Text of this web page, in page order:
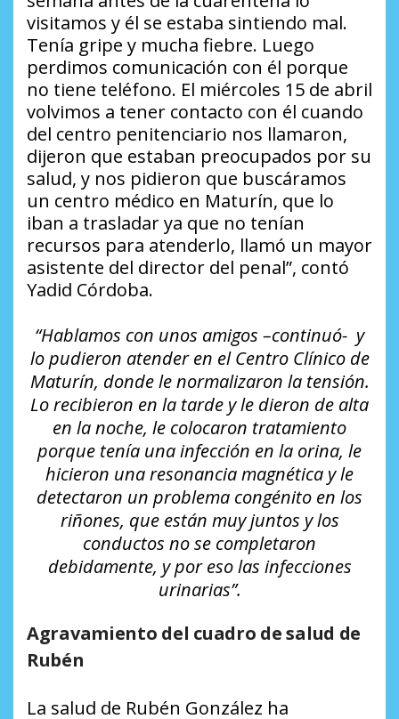
visitamos y él se estaba sintiendo mal.
Tenía gripe y mucha fiebre. Luego
perdimos comunicación con él porque
no tiene teléfono. El miércoles 15 de abril
volvimos a tener contacto con él cuando
del centro penitenciario nos llamaron,
dijeron que estaban preocupados por su
salud, y nos pidieron que buscáramos
un centro médico en Maturín, que lo
iban a trasladar ya que no tenían
recursos para atenderlo, llamó un mayor
asistente del director del penal”, contó
Yadid Córdoba.
“Hablamos con unos amigos –continuó- y
lo pudieron atender en el Centro Clínico de
Maturín, donde le normalizaron la tensión.
Lo recibieron en la tarde y le dieron de alta
en la noche, le colocaron tratamiento
porque tenía una infección en la orina, le
hicieron una resonancia magnética y le
detectaron un problema congénito en los
riñones, que están muy juntos y los
conductos no se completaron
debidamente, y por eso las infecciones
urinarias”.
Agravamiento del cuadro de salud de
Rubén
La salud de Rubén González ha